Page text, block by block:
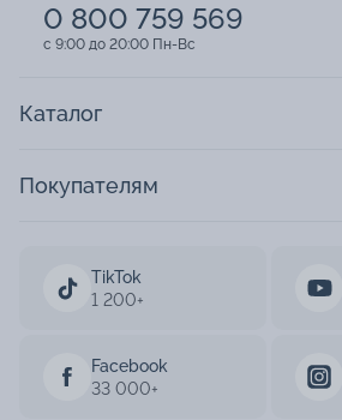
0 800 759 569
c 9:00 до 20:00 Пн-Вс
TikTok
1 200+
Facebook
33 000+
Каталог
Покупателям